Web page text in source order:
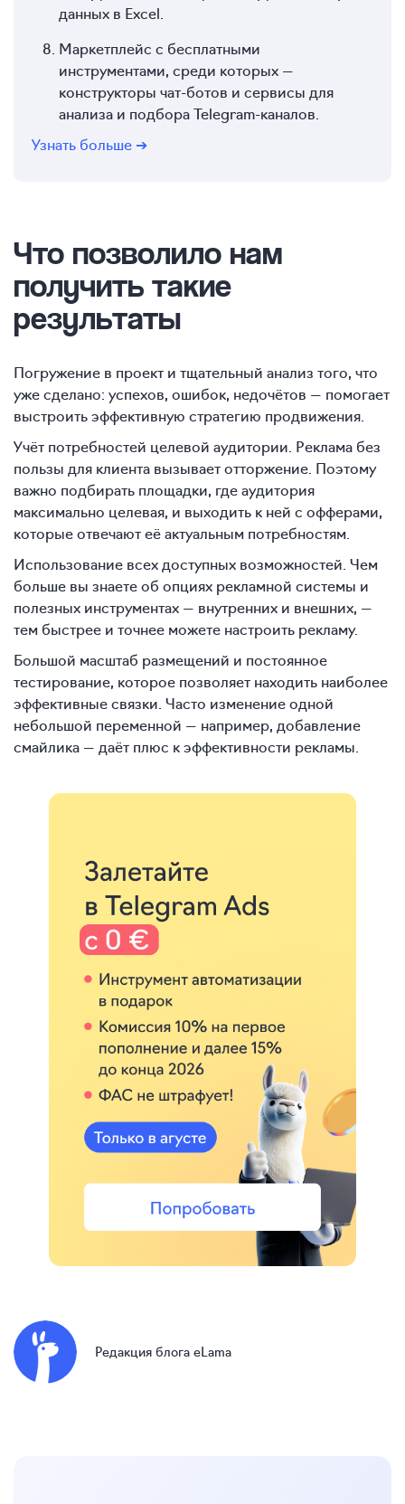
данных в Excel.
Маркетплейс с бесплатными
инструментами, среди которых —
конструкторы чат-ботов и сервисы для
анализа и подбора Telegram-каналов.
Узнать больше ➔
Что позволило нам
получить такие
результаты
Погружение в проект и тщательный анализ того, что
уже сделано: успехов, ошибок, недочётов — помогает
выстроить эффективную стратегию продвижения.
Учёт потребностей целевой аудитории. Реклама без
пользы для клиента вызывает отторжение. Поэтому
важно подбирать площадки, где аудитория
максимально целевая, и выходить к ней с офферами,
которые отвечают её актуальным потребностям.
Использование всех доступных возможностей. Чем
больше вы знаете об опциях рекламной системы и
полезных инструментах — внутренних и внешних, —
тем быстрее и точнее можете настроить рекламу.
Большой масштаб размещений и постоянное
тестирование, которое позволяет находить наиболее
эффективные связки. Часто изменение одной
небольшой переменной — например, добавление
смайлика — даёт плюс к эффективности рекламы.
Редакция блога eLama